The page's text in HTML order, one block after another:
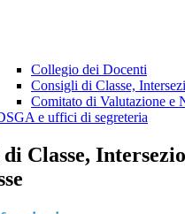
Collegio dei Docenti
Consigli di Classe,
Comitato di Valutazione e
e uffici di segreteria
Classe,